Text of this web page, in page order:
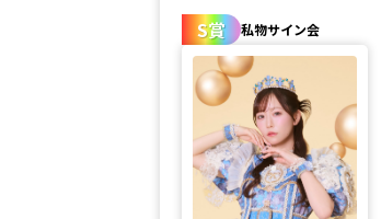
S賞 私物サイン会